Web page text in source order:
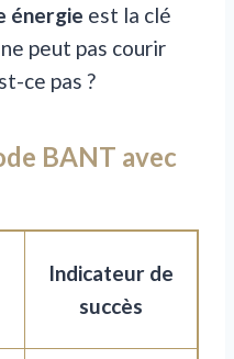
énergie est la clé
peut pas courir
ce pas ?
BANT avec
Indicateur de
succès